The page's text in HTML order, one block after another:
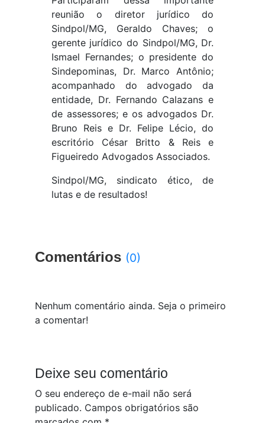
reunião o diretor jurídico do
Sindpol/MG, Geraldo Chaves; o
gerente jurídico do Sindpol/MG, Dr.
Ismael Fernandes; o presidente do
Sindepominas, Dr. Marco Antônio;
acompanhado do advogado da
entidade, Dr. Fernando Calazans e
de assessores; e os advogados Dr.
Bruno Reis e Dr. Felipe Lécio, do
escritório César Britto & Reis e
Figueiredo Advogados Associados.
Sindpol/MG, sindicato ético, de
lutas e de resultados!
Comentários (0)
Nenhum comentário ainda. Seja o primeiro
a comentar!
Deixe seu comentário
O seu endereço de e-mail não será
publicado. Campos obrigatórios são